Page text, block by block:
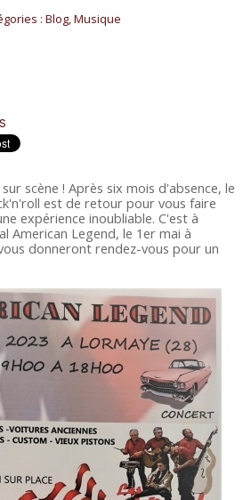
: Blog,Musique
scène ! Après six mois d'absence, le
est de retour pour vous faire
expérience inoubliable. C'est à
American Legend, le 1er mai à
donneront rendez-vous pour un